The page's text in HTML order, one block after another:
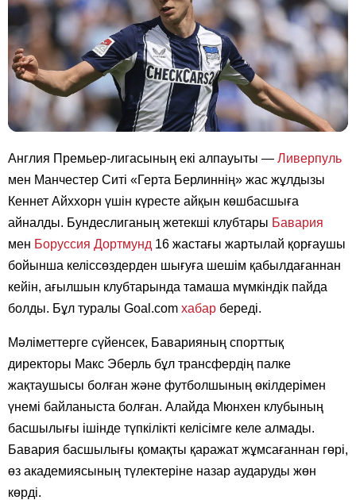
Англия Премьер-лигасының екі алпауыты — Ливерпуль
мен Манчестер Ситі «Герта Берлиннің» жас жұлдызы
Кеннет Айххорн үшін күресте айқын көшбасшыға
айналды. Бундеслиганың жетекші клубтары Бавария
мен Боруссия Дортмунд 16 жастағы жартылай қорғаушы
бойынша келіссөздерден шығуға шешім қабылдағаннан
кейін, ағылшын клубтарында тамаша мүмкіндік пайда
болды. Бұл туралы Goal.com хабар береді.
Мәліметтерге сүйенсек, Баварияның спорттық
директоры Макс Эберль бұл трансфердің палке
жақтаушысы болған және футболшының өкілдерімен
үнемі байланыста болған. Алайда Мюнхен клубының
басшылығы ішінде түпкілікті келісімге келе алмады.
Бавария басшылығы қомақты қаражат жұмсағаннан гөрі,
өз академиясының түлектеріне назар аударуды жөн
көрді.